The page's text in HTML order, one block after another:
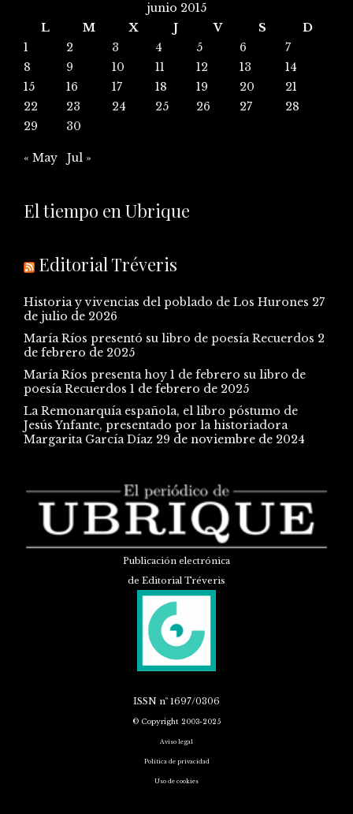
junio 2015
L
M X J V S
D
1
2 3 4 5 6
7
8
9 10 11 12 13
14
15
16 17 18 19 20
21
22
23 24 25 26 27
28
29
30
« May Jul »
El tiempo en Ubrique
Editorial Tréveris
Historia y vivencias del poblado de Los Hurones 27
de julio de 2026
María Ríos presentó su libro de poesía Recuerdos 2
de febrero de 2025
María Ríos presenta hoy 1 de febrero su libro de
poesía Recuerdos 1 de febrero de 2025
La Remonarquía española, el libro póstumo de
Jesús Ynfante, presentado por la historiadora
Margarita García Díaz 29 de noviembre de 2024
Publicación electrónica
de Editorial Tréveris
ISSN nº 1697/0306
© Copyright 2003-2025
Aviso legal
Política de privacidad
Uso de cookies